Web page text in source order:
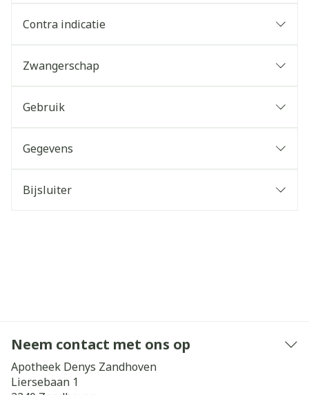
Contra indicatie
Zwangerschap
Gebruik
Gegevens
Bijsluiter
Neem contact met ons op
Apotheek Denys Zandhoven
Liersebaan 1